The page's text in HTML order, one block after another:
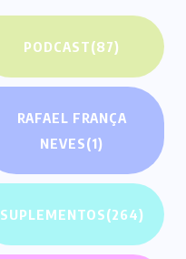
PODCAST(87)
RAFAEL FRANÇA
NEVES(1)
SUPLEMENTOS(264)